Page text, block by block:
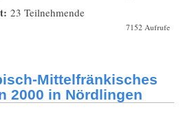
23 Teilnehmende
7152 Aufrufe
Mittelfränkisches
2000 in Nördlingen